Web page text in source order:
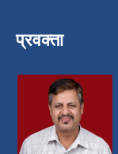
प्रवक्ता